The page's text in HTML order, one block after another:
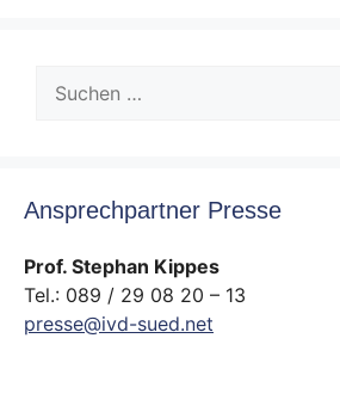
nach:
Ansprechpartner Presse
Prof. Stephan Kippes
Tel.: 089 / 29 08 20 – 13
presse@ivd-sued.net